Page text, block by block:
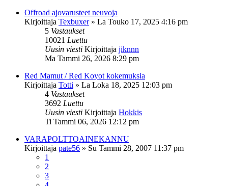
Offroad ajovarusteet neuvoja
Kirjoittaja Texbuxer» La Touko 17, 2025 4:16 pm
5 Vastaukset
10021 Luettu
Uusin viesti Kirjoittaja jiknnn
Ma Tammi 26, 2026 8:29 pm
Red Mamut / Red Koyot kokemuksia
Kirjoittaja Totti » La Loka 18, 2025 12:03 pm
4 Vastaukset
3692 Luettu
Uusin viesti Kirjoittaja Hokkis
Ti Tammi 06, 2026 12:12 pm
VARAPOLTTOAINEKANNU
Kirjoittaja pate56 » Su Tammi 28, 2007 11:37 pm
1
2
3